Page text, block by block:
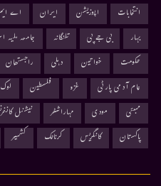
انتخابات
اپوزیشن ایران اے
بہار
بی جے پی تلنگانہ جامعہ ملیہ
حکومت
خواتین دہلی راجستھان
عام آدمی پارٹی
غزہ فلسطین
ممبئی
مودی مہاراشٹر نیشنل
پاکستان
کانگریس کرناٹک کشمیر